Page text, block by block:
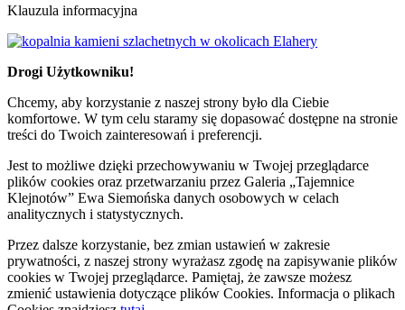
Klauzula informacyjna
Drogi Użytkowniku!
Chcemy, aby korzystanie z naszej strony było dla Ciebie
komfortowe. W tym celu staramy się dopasować dostępne na stronie
treści do Twoich zainteresowań i preferencji.
Jest to możliwe dzięki przechowywaniu w Twojej przeglądarce
plików cookies oraz przetwarzaniu przez Galeria „Tajemnice
Klejnotów” Ewa Siemońska danych osobowych w celach
analitycznych i statystycznych.
Przez dalsze korzystanie, bez zmian ustawień w zakresie
prywatności, z naszej strony wyrażasz zgodę na zapisywanie plików
cookies w Twojej przeglądarce. Pamiętaj, że zawsze możesz
zmienić ustawienia dotyczące plików Cookies. Informacja o plikach